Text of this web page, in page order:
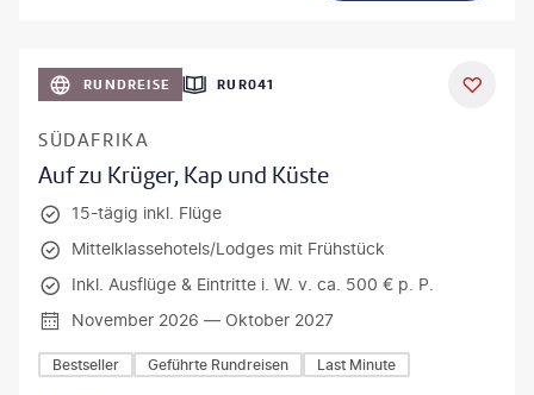
DEAL
RUNDREISE RUR041
SÜDAFRIKA
Auf zu Krüger, Kap und Küste
15-tägig inkl. Flüge
Mittelklassehotels/Lodges mit Frühstück
Inkl. Ausflüge & Eintritte i. W. v. ca. 500 € p. P.
November 2026 — Oktober 2027
Bestseller Geführte Rundreisen Last Minute